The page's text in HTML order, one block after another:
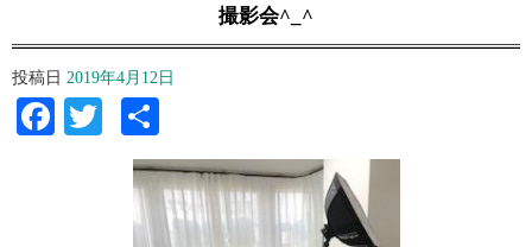
撮影会^_^
投稿日 2019年4月12日
Facebook
Twitter
有